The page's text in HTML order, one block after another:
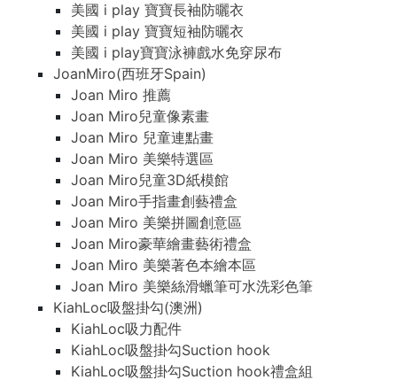
美國 i play 寶寶長袖防曬衣
美國 i play 寶寶短袖防曬衣
美國 i play寶寶泳褲戲水免穿尿布
JoanMiro(西班牙Spain)
Joan Miro 推薦
Joan Miro兒童像素畫
Joan Miro 兒童連點畫
Joan Miro 美樂特選區
Joan Miro兒童3D紙模館
Joan Miro手指畫創藝禮盒
Joan Miro 美樂拼圖創意區
Joan Miro豪華繪畫藝術禮盒
Joan Miro 美樂著色本繪本區
Joan Miro 美樂絲滑蠟筆可水洗彩色筆
KiahLoc吸盤掛勾(澳洲)
KiahLoc吸力配件
KiahLoc吸盤掛勾Suction hook
KiahLoc吸盤掛勾Suction hook禮盒組